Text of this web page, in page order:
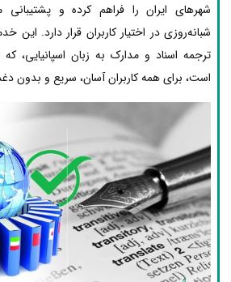
شهرهای ایران را فراهم کرده و پشتیبانی
شبانه‌روزی در اختیار کاربران قرار دارد. این
ترجمه اسناد و مدارک به زبان اسپانیایی،
است، برای همه کاربران آسان، سریع و بدون